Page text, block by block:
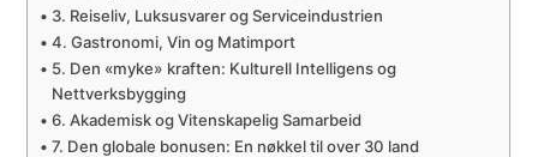
3. Reiseliv, Luksusvarer og Serviceindustrien
4. Gastronomi, Vin og Matimport
5. Den «myke» kraften: Kulturell Intelligens og
Nettverksbygging
6. Akademisk og Vitenskapelig Samarbeid
7. Den globale bonusen: En nøkkel til over 30 land